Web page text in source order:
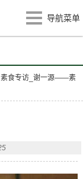
导航菜单
素食专访_谢一源——素